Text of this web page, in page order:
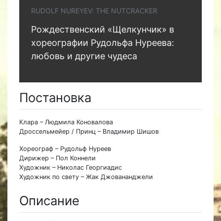
RUDOLF NUREYEV: THE NUTCRACKER
Рождественский «Щелкунчик» в
хореографии Рудольфа Нуреева:
любовь и другие чудеса
Постановка
Клара – Людмила Коновалова
Дроссельмейер / Принц – Владимир Шишов
Хореограф – Рудольф Нуреев
Дирижер – Пол Коннели
Художник – Николас Георгиадис
Художник по свету – Жак Джовананджели
Описание